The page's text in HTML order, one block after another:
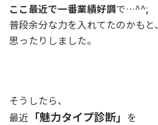
ここ最近で一番業績好調で…^^;
普段余分な力を入れてたのかもと、
思ったりしました。
そうしたら、
最近 「魅力タイプ診断」 を